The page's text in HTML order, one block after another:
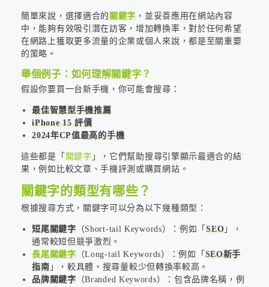
簡單來說，選擇適合的關鍵字 ，並妥善應用在網站內容
中，能夠有效吸引潛在訪客，增加轉換率，對於任何希望
在網路上獲取更多流量的企業或個人來說，都是至關重要
的策略。
舉個例子：如何理解關鍵字？
假設你要買一台新手機，你可能會搜尋：
最佳智慧型手機推薦
iPhone 15 評價
2024年CP值最高的手機
這些都是「 關鍵字 」，它們幫助搜尋引擎顯示最適合的結
果，例如比較文章、手機評測或購買網站。
關鍵字的類型有哪些？
根據搜尋方式，關鍵字可以分為以下幾種類型：
短尾關鍵字（Short-tail Keywords）：例如「SEO 」，
通常較短但競爭激烈。
長尾關鍵字（Long-tail Keywords）：例如「 SEO新手
指南」，較具體，搜尋量較少但轉換率較高。
品牌關鍵字（Branded Keywords）：包含品牌名稱，例